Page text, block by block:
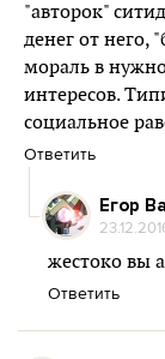
"авторок"
денег от него,
мораль в
интересов.
социальное
Ответить
Егор
жестоко вы
Ответить